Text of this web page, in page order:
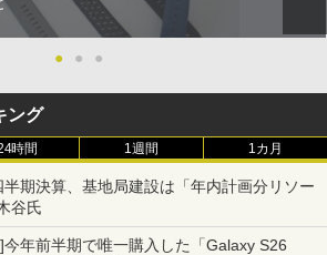
● ● ●
ング
時間 1週間 1カ月
期決算、基地局建設は「年内計画分リソー
谷氏
年前半期で唯一購入した「Galaxy S26